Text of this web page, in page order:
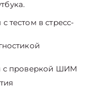
тестом в стресс-
с проверкой ШИМ